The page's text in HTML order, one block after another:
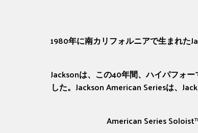
1980年に南カリフォルニアで生まれた
Jacksonは、この40年間、ハイパフォ
した。Jackson American Seriesは、
American Series